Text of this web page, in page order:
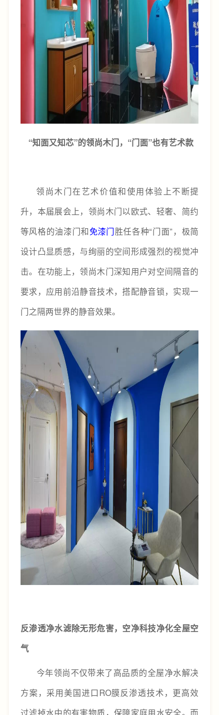
“知面又知芯”的领尚木门，“门面”也有艺术款
领尚木门在艺术价值和使用体验上不断提
升，本届展会上，领尚木门以欧式、轻奢、简约
等风格的油漆门和免漆门胜任各种“门面”，极简
设计凸显质感，与绚丽的空间形成强烈的视觉冲
击。在功能上，领尚木门深知用户对空间隔音的
要求，应用前沿静音技术，搭配静音锁，实现一
门之隔两世界的静音效果。
反渗透净水滤除无形危害，空净科技净化全屋空
气
今年领尚不仅带来了高品质的全屋净水解决
方案，采用美国进口RO膜反渗透技术，更高效
过滤掉水中的有害物质，保障家庭用水安全。而